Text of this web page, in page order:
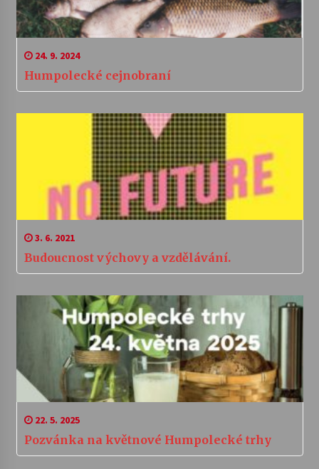
24. 9. 2024
Humpolecké cejnobraní
3. 6. 2021
Budoucnost výchovy a vzdělávání.
22. 5. 2025
Pozvánka na květnové Humpolecké trhy